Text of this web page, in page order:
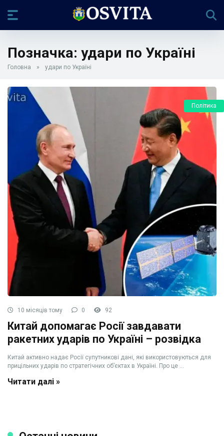
Позначка: удари по Україні
Головна » удари по Україні
Політика
10 місяців тому 0 92
Китай допомагає Росії завдавати
ракетних ударів по Україні – розвідка
Китай активно надає Росії супутникові дані, які використовуються для
прицільних ударів по стратегічних об’єктах в Україні. Про це ...
Читати далі »